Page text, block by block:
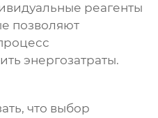
реагенты
позволяют
энергозатраты.
что выбор